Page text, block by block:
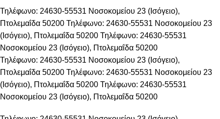
Τηλέφωνο: 24630-55531 Νοσοκομείου 23 (Ισόγειο),
Πτολεμαΐδα 50200 Τηλέφωνο: 24630-55531 Νοσοκομείου 23
(Ισόγειο), Πτολεμαΐδα 50200 Τηλέφωνο: 24630-55531
Νοσοκομείου 23 (Ισόγειο), Πτολεμαΐδα 50200
Τηλέφωνο: 24630-55531 Νοσοκομείου 23 (Ισόγειο),
Πτολεμαΐδα 50200 Τηλέφωνο: 24630-55531 Νοσοκομείου 23
(Ισόγειο), Πτολεμαΐδα 50200 Τηλέφωνο: 24630-55531
Νοσοκομείου 23 (Ισόγειο), Πτολεμαΐδα 50200